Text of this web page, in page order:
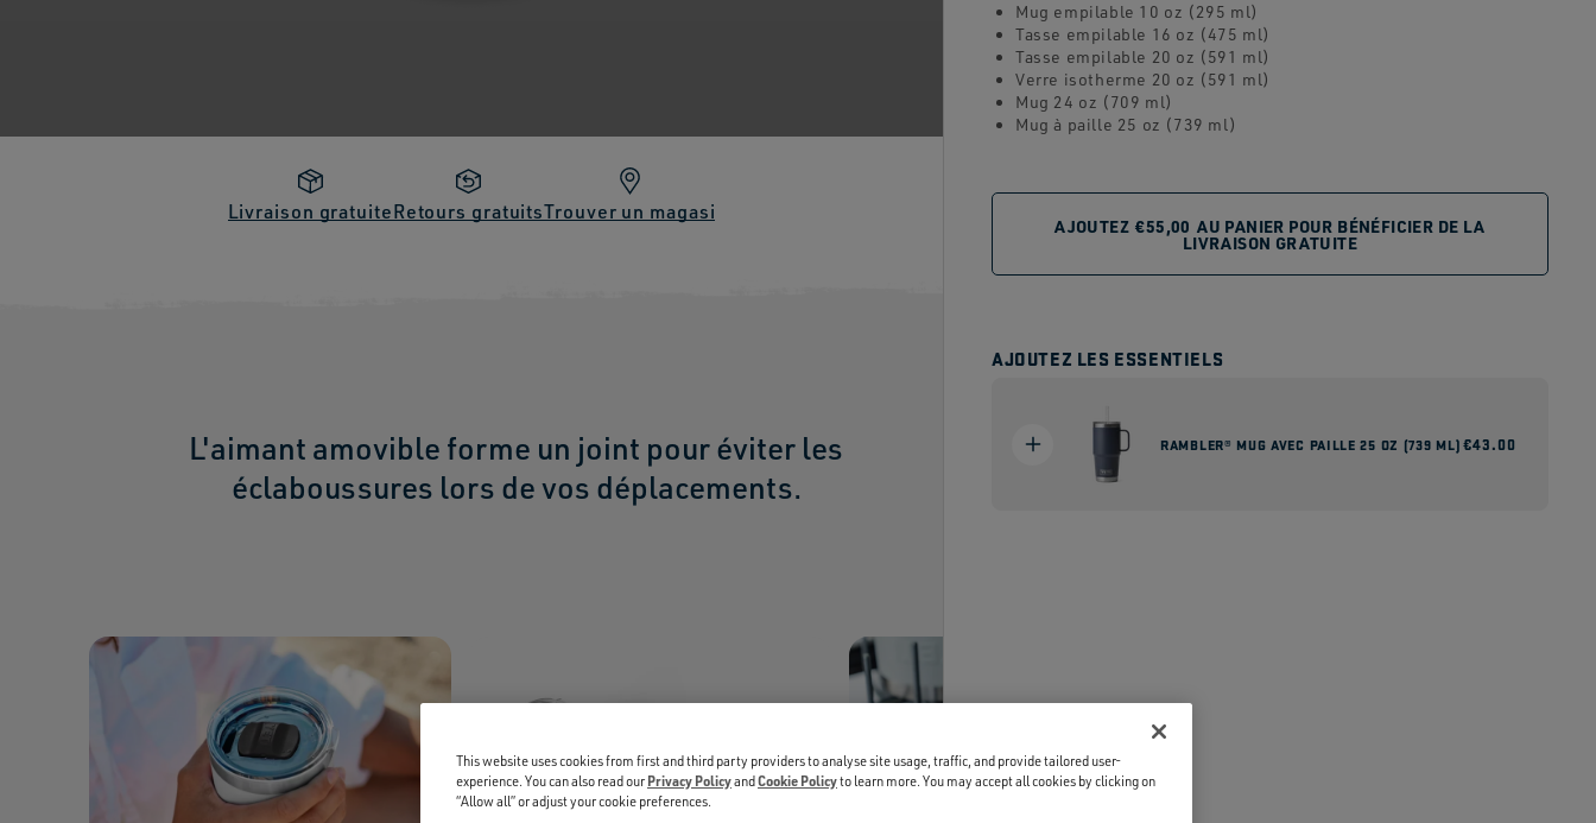
Mug empilable 10 oz (295 ml)
Tasse empilable 16 oz (475 ml)
Tasse empilable 20 oz (591 ml)
Verre isotherme 20 oz (591 ml)
Mug 24 oz (709 ml)
Mug à paille 25 oz (739 ml)
AJOUTEZ €55,00 AU PANIER POUR BÉNÉFICIER DE LA
LIVRAISON GRATUITE
AJOUTEZ LES ESSENTIELS
RAMBLER® MUG AVEC PAILLE 25 OZ (739 ML)Prix
€43.00
Livraison gratuiteRetours gratuitsTrouver un magasi
L'aimant amovible forme un joint pour éviter les
éclaboussures lors de vos déplacements.
This website uses cookies from first and third party providers to analyse site usage, traffic, and provide tailored user-
experience. You can also read our Privacy PolicyandCookie Policyto learn more. You may accept all cookies by clicking on
“Allow all” or adjust your cookie preferences.